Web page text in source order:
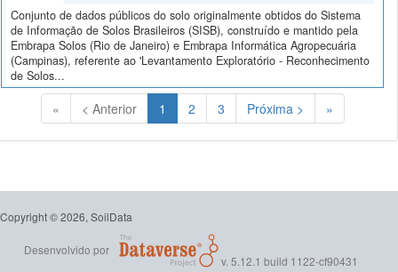
Conjunto de dados públicos do solo originalmente obtidos do Sistema
de Informação de Solos Brasileiros (SISB), construído e mantido pela
Embrapa Solos (Rio de Janeiro) e Embrapa Informática Agropecuária
(Campinas), referente ao 'Levantamento Exploratório - Reconhecimento
de Solos...
« < Anterior 1 (Atual)
2 3 Próxima > »
Copyright © 2026, SoilData
Desenvolvido por
v. 5.12.1 build 1122-cf90431